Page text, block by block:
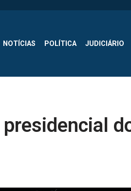
NOTÍCIAS POLÍTICA JUDICIÁRIO